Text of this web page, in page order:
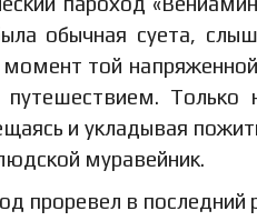
обычная суета,
той
Только
и укладывая
муравейник.
проревел в